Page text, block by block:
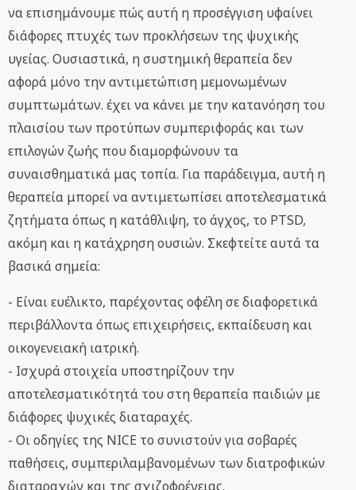
να επισημάνουμε πώς αυτή η προσέγγιση υφαίνει
διάφορες πτυχές των προκλήσεων της ψυχικής
υγείας. Ουσιαστικά, η συστημική θεραπεία δεν
αφορά μόνο την αντιμετώπιση μεμονωμένων
συμπτωμάτων. έχει να κάνει με την κατανόηση του
πλαισίου των προτύπων συμπεριφοράς και των
επιλογών ζωής που διαμορφώνουν τα
συναισθηματικά μας τοπία. Για παράδειγμα, αυτή η
θεραπεία μπορεί να αντιμετωπίσει αποτελεσματικά
ζητήματα όπως η κατάθλιψη, το άγχος, το PTSD,
ακόμη και η κατάχρηση ουσιών. Σκεφτείτε αυτά τα
βασικά σημεία:
- Είναι ευέλικτο, παρέχοντας οφέλη σε διαφορετικά
περιβάλλοντα όπως επιχειρήσεις, εκπαίδευση και
οικογενειακή ιατρική.
- Ισχυρά στοιχεία υποστηρίζουν την
αποτελεσματικότητά του στη θεραπεία παιδιών με
διάφορες ψυχικές διαταραχές.
- Οι οδηγίες της NICE το συνιστούν για σοβαρές
παθήσεις, συμπεριλαμβανομένων των διατροφικών
διαταραχών και της σχιζοφρένειας.